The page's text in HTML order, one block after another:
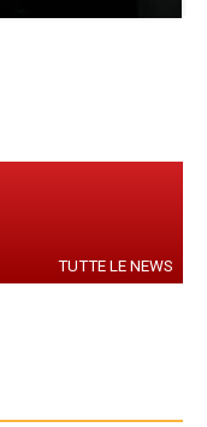
TUTTE LE NEWS